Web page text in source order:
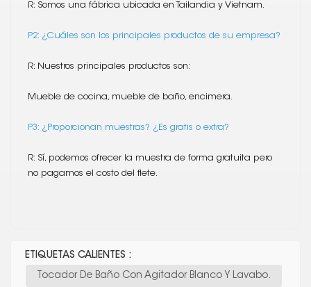
R: Somos una fábrica ubicada en Tailandia y Vietnam.
P2: ¿Cuáles son los principales productos de su empresa?
R: Nuestros principales productos son:
Mueble de cocina, mueble de baño, encimera.
P3: ¿Proporcionan muestras? ¿Es gratis o extra?
R: Sí, podemos ofrecer la muestra de forma gratuita pero
no pagamos el costo del flete.
ETIQUETAS CALIENTES :
Tocador De Baño Con Agitador Blanco Y Lavabo.